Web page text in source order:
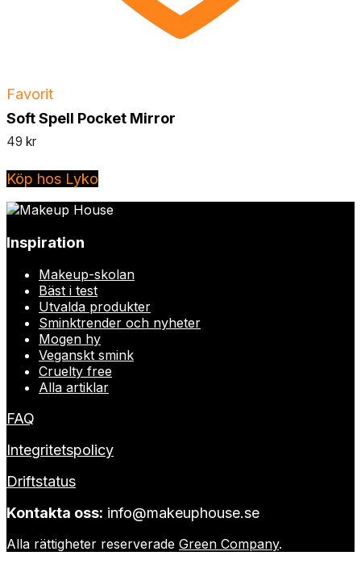
Favorit
Soft Spell Pocket Mirror
49 kr
Köp hos Lyko
Inspiration
Makeup-skolan
Bäst i test
Utvalda produkter
Sminktrender och nyheter
Mogen hy
Veganskt smink
Cruelty free
Alla artiklar
FAQ
Integritetspolicy
Driftstatus
Kontakta oss: info@makeuphouse.se
Alla rättigheter reserverade Green Company.